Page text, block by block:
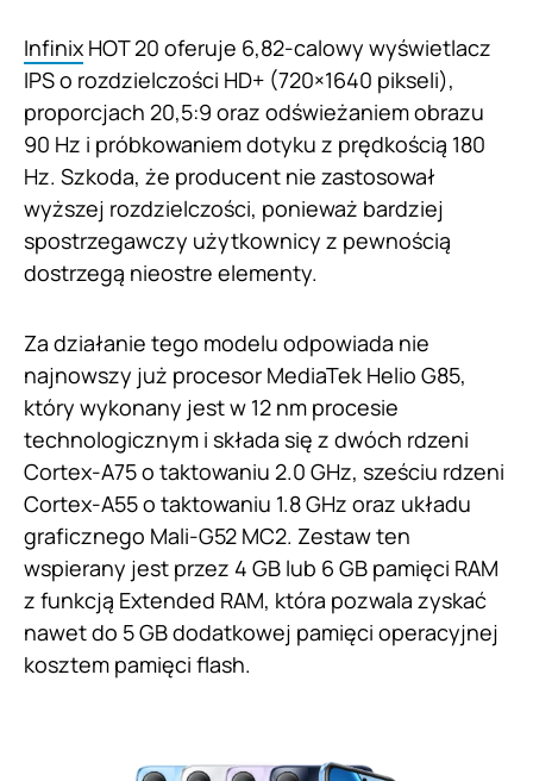
Infinix HOT 20 oferuje 6,82-calowy wyświetlacz
IPS o rozdzielczości HD+ (720×1640 pikseli),
proporcjach 20,5:9 oraz odświeżaniem obrazu
90 Hz i próbkowaniem dotyku z prędkością 180
Hz. Szkoda, że producent nie zastosował
wyższej rozdzielczości, ponieważ bardziej
spostrzegawczy użytkownicy z pewnością
dostrzegą nieostre elementy.
Za działanie tego modelu odpowiada nie
najnowszy już procesor MediaTek Helio G85,
który wykonany jest w 12 nm procesie
technologicznym i składa się z dwóch rdzeni
Cortex-A75 o taktowaniu 2.0 GHz, sześciu rdzeni
Cortex-A55 o taktowaniu 1.8 GHz oraz układu
graficznego Mali-G52 MC2. Zestaw ten
wspierany jest przez 4 GB lub 6 GB pamięci RAM
z funkcją Extended RAM, która pozwala zyskać
nawet do 5 GB dodatkowej pamięci operacyjnej
kosztem pamięci flash.